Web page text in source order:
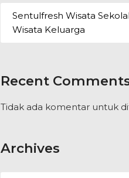
Sentulfresh Wisata
Wisata Keluarga
Recent
Tidak ada komentar untuk
Archives